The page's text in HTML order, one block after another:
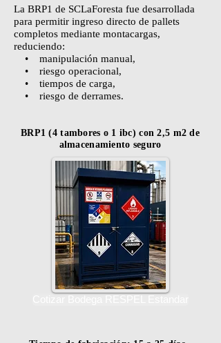
La BRP1 de SCLaForesta fue desarrollada
para permitir ingreso directo de pallets
completos mediante montacargas,
reduciendo:
• manipulación manual,
• riesgo operacional,
• tiempos de carga,
• riesgo de derrames.
BRP1 (4 tambores o 1 ibc) con 2,5 m2 de
almacenamiento seguro
Cotizar Bodega RESPEL Estandar